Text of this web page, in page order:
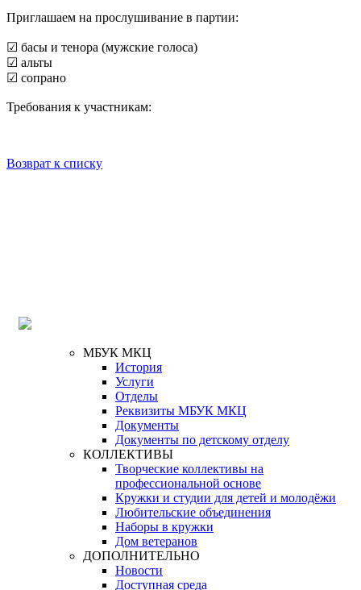
Приглашаем на прослушивание в партии:
☑ басы и тенора (мужские голоса)
☑ альты
☑ сопрано
Требования к участникам:
Возврат к списку
МБУК МКЦ
История
Услуги
Отделы
Реквизиты МБУК МКЦ
Документы
Документы по детскому отделу
КОЛЛЕКТИВЫ
Творческие коллективы на
профессиональной основе
Кружки и студии для детей и молодёжи
Любительские объединения
Наборы в кружки
Дом ветеранов
ДОПОЛНИТЕЛЬНО
Новости
Доступная среда